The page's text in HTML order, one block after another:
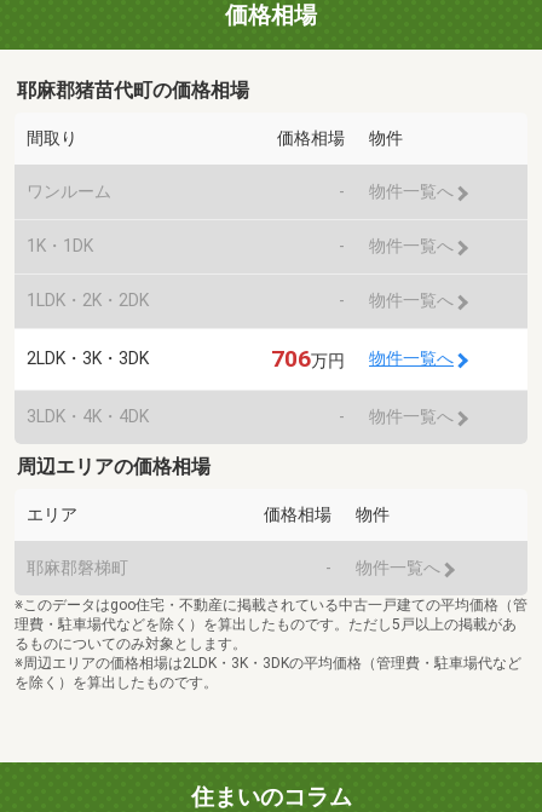
価格相場
耶麻郡猪苗代町の価格相場
間取り 価格相場 物件
ワンルーム - 物件一覧へ
1K・1DK - 物件一覧へ
1LDK・2K・2DK - 物件一覧へ
2LDK・3K・3DK 706万円 物件一覧へ
3LDK・4K・4DK - 物件一覧へ
周辺エリアの価格相場
エリア 価格相場 物件
耶麻郡磐梯町 - 物件一覧へ
※このデータはgoo住宅・不動産に掲載されている中古一戸建ての平均価格（管
理費・駐車場代などを除く）を算出したものです。ただし5戸以上の掲載があ
るものについてのみ対象とします。
※周辺エリアの価格相場は2LDK・3K・3DKの平均価格（管理費・駐車場代など
を除く）を算出したものです。
住まいのコラム